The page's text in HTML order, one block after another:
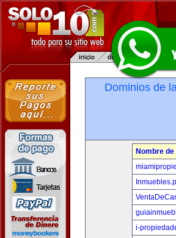
Dominios de
Nombre
i-